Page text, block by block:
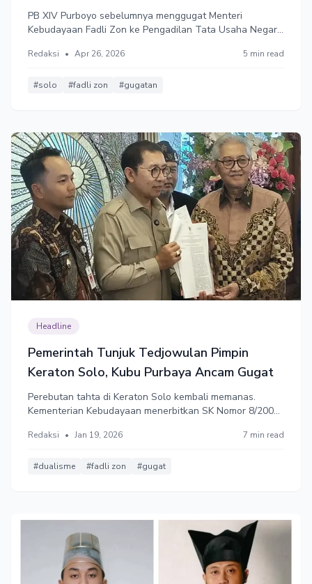
PB XIV Purboyo sebelumnya menggugat Menteri
Kebudayaan Fadli Zon ke Pengadilan Tata Usaha Negara
Tedjowulan sebagai pelaksana pengembangan Keraton
dicabut.
Redaksi • Apr 26, 2026 5 min read
#solo #fadli zon #gugatan
Headline
Pemerintah Tunjuk Tedjowulan Pimpin
Keraton Solo, Kubu Purbaya Ancam Gugat
Perebutan tahta di Keraton Solo kembali memanas.
Kementerian Kebudayaan menerbitkan SK Nomor 8/2006
pelestarian Keraton. Kubu Purbaya memprotes karena
Kebudayaan Fadli Zon.
Redaksi • Jan 19, 2026 7 min read
#dualisme #fadli zon #gugat